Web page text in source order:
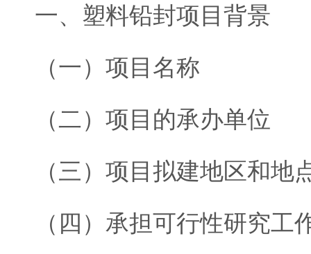
一、塑料铅封项目背景
（一）项目名称
（二）项目的承办单位
（三）项目拟建地区和地
（四）承担可行性研究工